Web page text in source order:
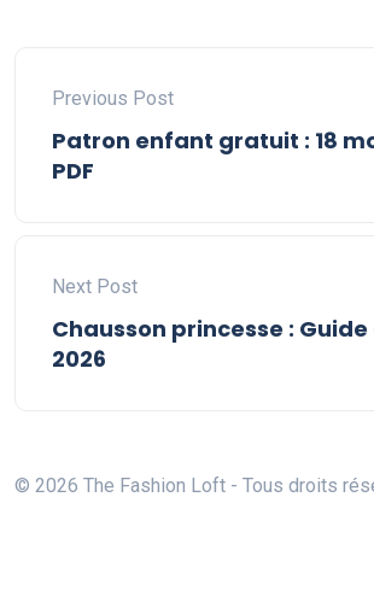
Previous Post
Patron enfant gratuit : 18
PDF
Next Post
Chausson princesse :
2026
© 2026 The Fashion Loft - Tous droits